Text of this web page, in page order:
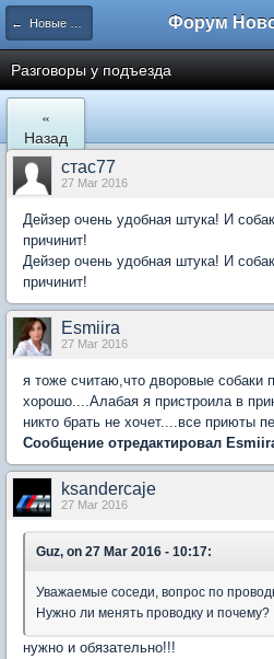
← Новые Водники
Разговоры у подъезда
«
Назад
стас77
27 Mar 2016
Дейзер очень удобная штука! И
причинит!
Дейзер очень удобная штука! И
причинит!
Esmiira
27 Mar 2016
я тоже считаю,что дворовые собаки
хорошо....Алабая я пристроила в
никто брать не хочет....все приюты
Сообщение отредактировал
ksandercaje
27 Mar 2016
Guz, on 27 Mar 2016 - 10:17:
Уважаемые соседи, вопрос по
Нужно ли менять проводку и почему?
нужно и обязательно!!!